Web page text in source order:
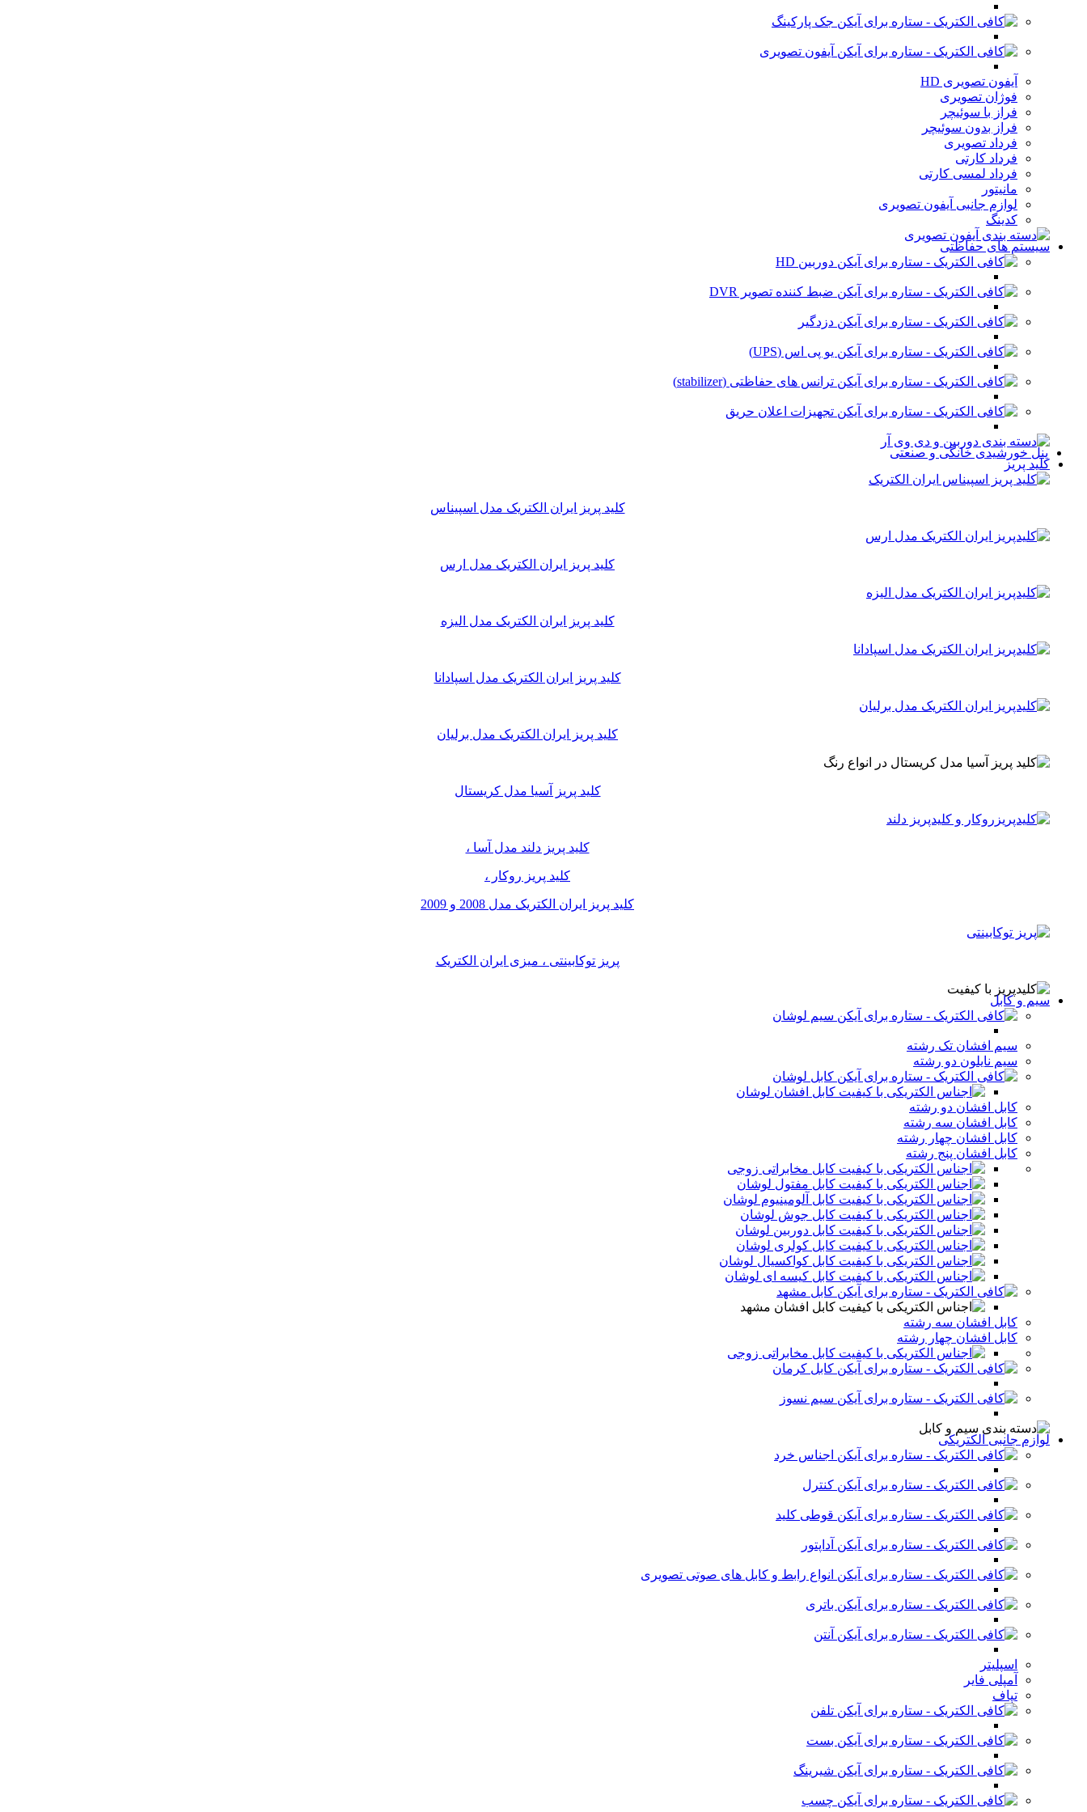
جک پارکینگ
آیفون تصویری
آیفون تصویری HD
فوژان تصویری
فراز با سوئیچر
فراز بدون سوئیچر
فرداد تصویری
فرداد کارتی
فرداد لمسی کارتی
مانیتور
لوازم جانبی آیفون تصویری
کدینگ
سیستم های حفاظتی
دوربین HD
ضبط کننده تصویر DVR
دزدگیر
یو پی اس (UPS)
ترانس های حفاظتی (stabilizer)
تجهیزات اعلان حریق
پنل خورشیدی خانگی و صنعتی
کلید پریز
کلید پریز ایران الکتریک مدل اسپیناس
کلید پریز ایران الکتریک مدل ارس
کلید پریز ایران الکتریک مدل الیزه
کلید پریز ایران الکتریک مدل اسپادانا
کلید پریز ایران الکتریک مدل برلیان
کلید پریز آسیا مدل کریستال
کلید پریز دلند مدل آسا ،
کلید پریز روکار ،
کلید پریز ایران الکتریک مدل 2008 و 2009
پریز توکابینتی ، میزی ایران الکتریک
سیم و کابل
سیم لوشان
سیم افشان تک رشته
سیم نایلون دو رشته
کابل لوشان
کابل افشان لوشان
کابل افشان دو رشته
کابل افشان سه رشته
کابل افشان چهار رشته
کابل افشان پنج رشته
کابل مخابراتی زوجی
کابل مفتول لوشان
کابل آلومینیوم لوشان
کابل جوش لوشان
کابل دوربین لوشان
کابل کولری لوشان
کابل کواکسیال لوشان
کابل کیسه ای لوشان
کابل مشهد
کابل افشان مشهد
کابل افشان سه رشته
کابل افشان چهار رشته
کابل مخابراتی زوجی
کابل کرمان
سیم نسوز
لوازم جانبی الکتریکی
اجناس خرد
کنترل
قوطی کلید
آداپتور
انواع رابط و کابل های صوتی تصویری
باتری
آنتن
اسپلیتر
آمپلی فایر
تپاف
تلفن
بست
شیرینگ
چسب